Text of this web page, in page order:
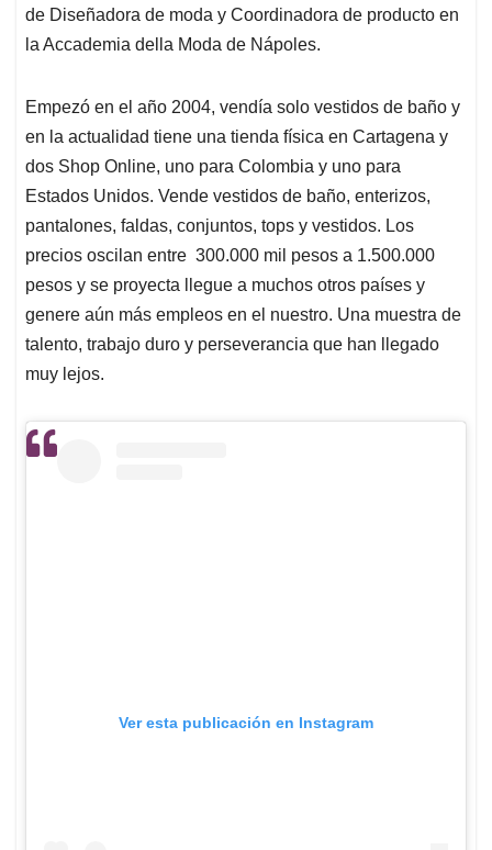
de Diseñadora de moda y Coordinadora de producto en
la Accademia della Moda de Nápoles.
Empezó en el año 2004, vendía solo vestidos de baño y
en la actualidad tiene una tienda física en Cartagena y
dos Shop Online, uno para Colombia y uno para
Estados Unidos. Vende vestidos de baño, enterizos,
pantalones, faldas, conjuntos, tops y vestidos. Los
precios oscilan entre 300.000 mil pesos a 1.500.000
pesos y se proyecta llegue a muchos otros países y
genere aún más empleos en el nuestro. Una muestra de
talento, trabajo duro y perseverancia que han llegado
muy lejos.
Ver esta publicación en Instagram